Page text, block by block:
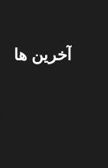
آخرین ها